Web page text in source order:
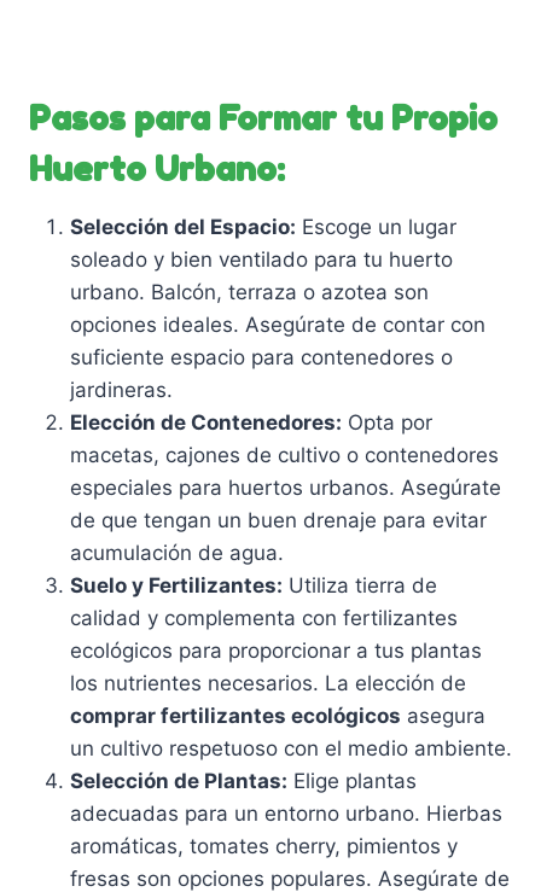
Pasos para Formar tu Propio
Huerto Urbano:
Selección del Espacio: Escoge un lugar
soleado y bien ventilado para tu huerto
urbano. Balcón, terraza o azotea son
opciones ideales. Asegúrate de contar con
suficiente espacio para contenedores o
jardineras.
Elección de Contenedores: Opta por
macetas, cajones de cultivo o contenedores
especiales para huertos urbanos. Asegúrate
de que tengan un buen drenaje para evitar
acumulación de agua.
Suelo y Fertilizantes: Utiliza tierra de
calidad y complementa con fertilizantes
ecológicos para proporcionar a tus plantas
los nutrientes necesarios. La elección de
comprar fertilizantes ecológicos asegura
un cultivo respetuoso con el medio ambiente.
Selección de Plantas: Elige plantas
adecuadas para un entorno urbano. Hierbas
aromáticas, tomates cherry, pimientos y
fresas son opciones populares. Asegúrate de